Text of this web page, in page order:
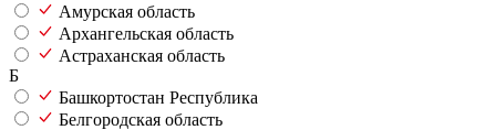
Амурская область
Архангельская область
Астраханская область
Б
Башкортостан Республика
Белгородская область